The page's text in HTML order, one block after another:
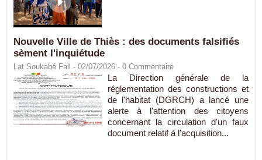
Nouvelle Ville de Thiès : des documents falsifiés
sèment l'inquiétude
Lat Soukabé Fall - 02/07/2026 - 0 Commentaire
La Direction générale de la
réglementation des constructions et
de l'habitat (DGRCH) a lancé une
alerte à l'attention des citoyens
concernant la circulation d'un faux
document relatif à l'acquisition...